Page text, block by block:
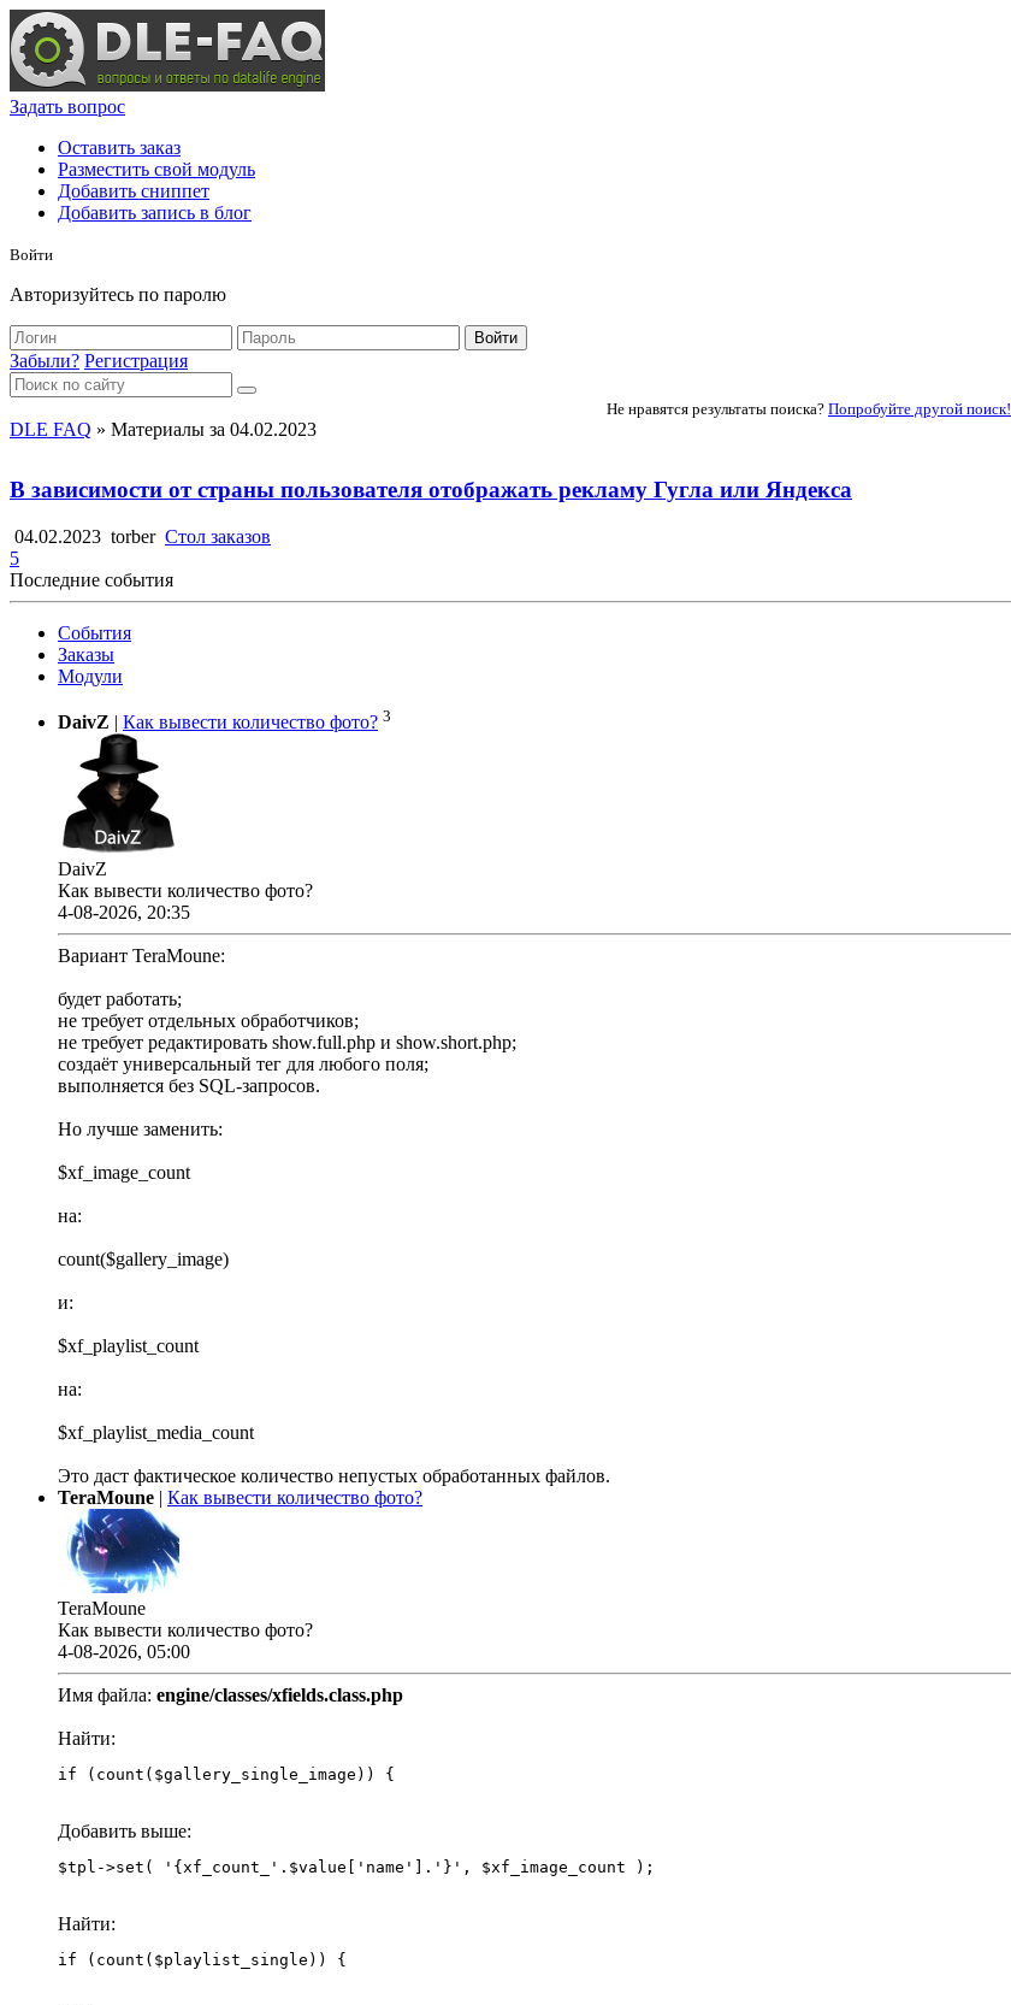
Задать вопрос
Оставить заказ
Разместить свой модуль
Добавить сниппет
Добавить запись в блог
Войти
Авторизуйтесь по паролю
Войти
Забыли? Регистрация
Не нравятся результаты поиска? Попробуйте другой поиск!
DLE FAQ » Материалы за 04.02.2023
В зависимости от страны пользователя отображать рекламу Гугла или Яндекса
04.02.2023 torber Стол заказов
5
Последние события
События
Заказы
Модули
DaivZ | Как вывести количество фото? 3
DaivZ
Как вывести количество фото?
4-08-2026, 20:35
Вариант TeraMoune:
будет работать;
не требует отдельных обработчиков;
не требует редактировать show.full.php и show.short.php;
создаёт универсальный тег для любого поля;
выполняется без SQL-запросов.
Но лучше заменить:
$xf_image_count
на:
count($gallery_image)
и:
$xf_playlist_count
на:
$xf_playlist_media_count
Это даст фактическое количество непустых обработанных файлов.
TeraMoune | Как вывести количество фото?
TeraMoune
Как вывести количество фото?
4-08-2026, 05:00
Имя файла: engine/classes/xfields.class.php
Найти:
if (count($gallery_single_image)) {
Добавить выше:
Найти:
if (count($playlist_single)) {